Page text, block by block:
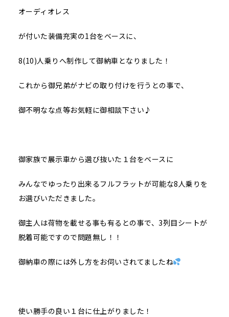
オーディオレス
が付いた装備充実の1台をベースに、
8(10)人乗りへ制作して御納車となりました！
これから御兄弟がナビの取り付けを行うとの事で、
御不明なな点等お気軽に御相談下さい♪
御家族で展示車から選び抜いた１台をベースに
みんなでゆったり出来るフルフラットが可能な8人乗りを
お選びいただきました。
御主人は荷物を載せる事も有るとの事で、3列目シートが
脱着可能ですので問題無し！！
御納車の際には外し方をお伺いされてましたね
使い勝手の良い１台に仕上がりました！